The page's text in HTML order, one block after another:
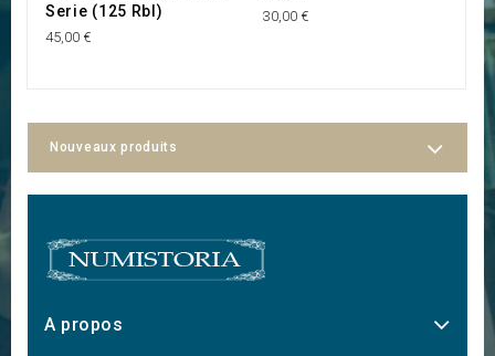
Serie (125 Rbl)
45,00 €
30,00 €
Nouveaux produits
A propos